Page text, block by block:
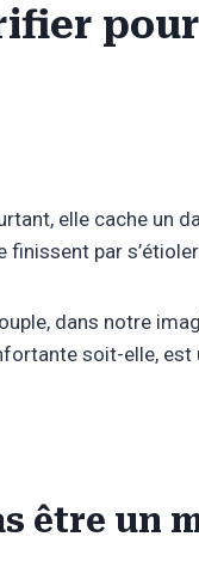
elle cache un
finissent par
dans notre
soit-elle, est
être un